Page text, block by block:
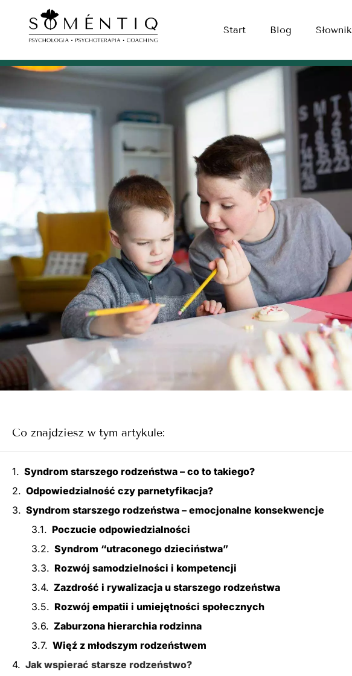
Start Blog Słownik
Co znajdziesz w tym artykule:
Syndrom starszego rodzeństwa – co to takiego?
Odpowiedzialność czy parnetyfikacja?
Syndrom starszego rodzeństwa – emocjonalne konsekwencje
Poczucie odpowiedzialności
Syndrom “utraconego dzieciństwa”
Rozwój samodzielności i kompetencji
Zazdrość i rywalizacja u starszego rodzeństwa
Rozwój empatii i umiejętności społecznych
Zaburzona hierarchia rodzinna
Więź z młodszym rodzeństwem
Jak wspierać starsze rodzeństwo?